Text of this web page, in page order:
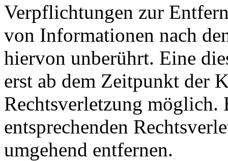
Verpflichtungen zur
von Informationen nach
hiervon unberührt. Eine
erst ab dem Zeitpunkt der
Rechtsverletzung möglich.
entsprechenden
umgehend entfernen.